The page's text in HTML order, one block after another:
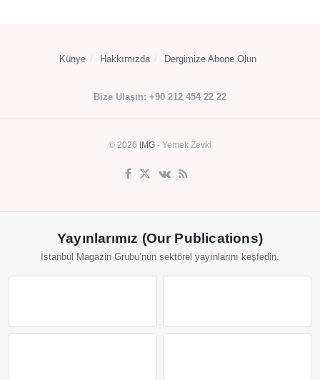
Künye Hakkımızda Dergimize Abone Olun
Bize Ulaşın: +90 212 454 22 22
© 2026 IMG - Yemek Zevki
Yayınlarımız (Our Publications)
İstanbul Magazin Grubu’nun sektörel yayınlarını keşfedin.